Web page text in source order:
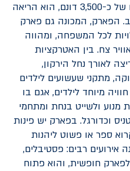
פארק הירקון, המשתרע על שטח של כ-3,500 דונם, הוא הריאה
הפארק, המכונה גם פארק
לכל המשפחה, ומהווה
צח. בין האטרקציות
לאורך נחל הירקון,
מתקני שעשועים לילדים
מיוחד לילדים, אגם בו
מנוע ולשייט בנחת ומתחמי
וכדורגל. בפארק יש פינות
ספר או פשוט ליהנות
רבים: פסטיבלים,
חופשית, והוא פתוח